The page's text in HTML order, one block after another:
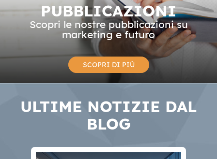
PUBBLICAZIONI
Scopri le nostre pubblicazioni su
marketing e futuro
SCOPRI DI PIÙ
ULTIME NOTIZIE DAL
BLOG